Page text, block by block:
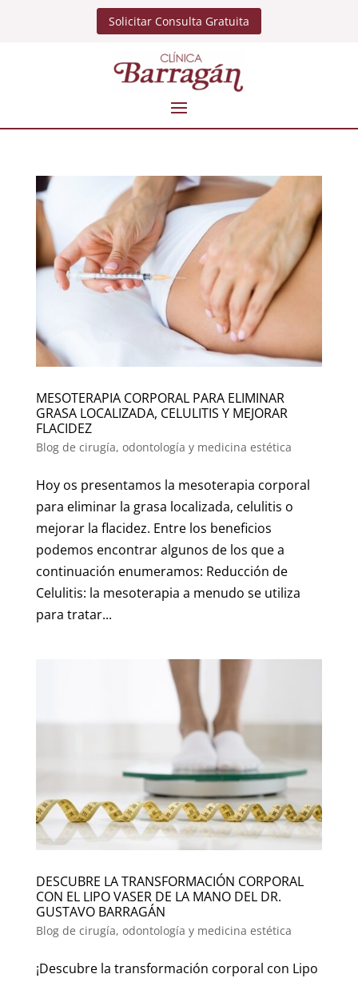
Solicitar Consulta Gratuita
MESOTERAPIA CORPORAL PARA ELIMINAR
GRASA LOCALIZADA, CELULITIS Y MEJORAR
FLACIDEZ
Blog de cirugía, odontología y medicina estética
Hoy os presentamos la mesoterapia corporal
para eliminar la grasa localizada, celulitis o
mejorar la flacidez. Entre los beneficios
podemos encontrar algunos de los que a
continuación enumeramos: Reducción de
Celulitis: la mesoterapia a menudo se utiliza
para tratar...
DESCUBRE LA TRANSFORMACIÓN CORPORAL
CON EL LIPO VASER DE LA MANO DEL DR.
GUSTAVO BARRAGÁN
Blog de cirugía, odontología y medicina estética
¡Descubre la transformación corporal con Lipo